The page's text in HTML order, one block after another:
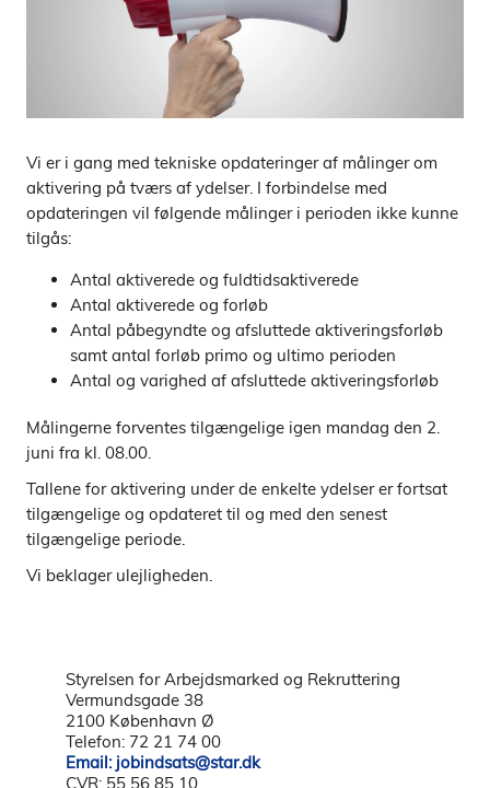
Vi er i gang med tekniske opdateringer af målinger om
aktivering på tværs af ydelser. I forbindelse med
opdateringen vil følgende målinger i perioden ikke kunne
tilgås:
Antal aktiverede og fuldtidsaktiverede
Antal aktiverede og forløb
Antal påbegyndte og afsluttede aktiveringsforløb
samt antal forløb primo og ultimo perioden
Antal og varighed af afsluttede aktiveringsforløb
Målingerne forventes tilgængelige igen mandag den 2.
juni fra kl. 08.00.
Tallene for aktivering under de enkelte ydelser er fortsat
tilgængelige og opdateret til og med den senest
tilgængelige periode.
Vi beklager ulejligheden.
Styrelsen for Arbejdsmarked og Rekruttering
Vermundsgade 38
2100 København Ø
Telefon: 72 21 74 00
Email: jobindsats@star.dk
CVR: 55 56 85 10